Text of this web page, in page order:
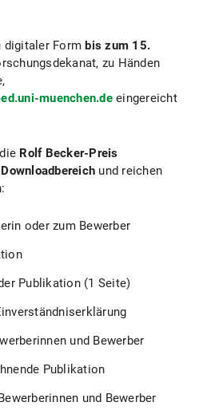
digitaler Formbis zum 15.
zu Händen
muenchen.deeingereicht
Rolf Becker-Preis
und reichen
oder zum Bewerber
Publikation (1 Seite)
und Bewerber
Publikation
und Bewerber